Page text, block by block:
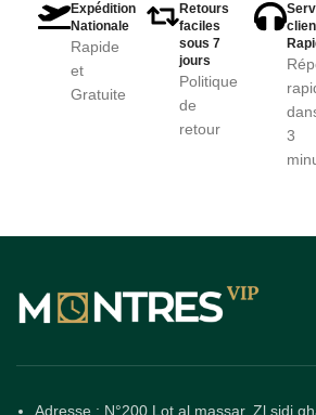
Expédition
Nationale
Rapide
et
Gratuite
Retours
faciles
sous 7
jours
Politique
de
retour
3
Adresse : N°200 Lot al massar, Zl sidi